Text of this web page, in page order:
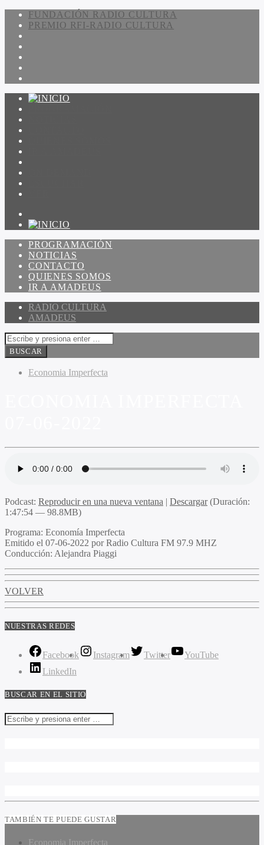
FUNDACIÓN RADIO CULTURA
PREMIO RFI-RADIO CULTURA
PROGRAMACIÓN
NOTICIAS
CONTACTO
QUIENES SOMOS
IR A AMADEUS
RADIO CULTURA
AMADEUS
Economia Imperfecta
Podcast: Reproducir en una nueva ventana | Descargar(Duración:
1:47:54 — 98.8MB)
Programa: Economía Imperfecta
Emitido el 07-06-2022 por Radio Cultura FM 97.9 MHZ
Conducción: Alejandra Piaggi
VOLVER
NUESTRAS REDES
Facebook Instagram Twitter
YouTube
LinkedIn
BUSCAR EN EL SITIO
TAMBIÉN TE PUEDE GUSTAR
Economia Imperfecta